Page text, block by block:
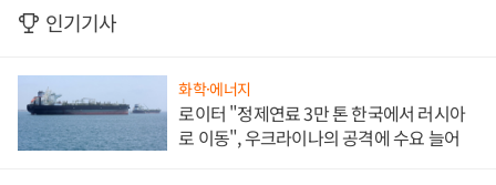
인기기사
화학·에너지
로이터 "정제연료 3만 톤 한국에서 러시아
로 이동", 우크라이나의 공격에 수요 늘어